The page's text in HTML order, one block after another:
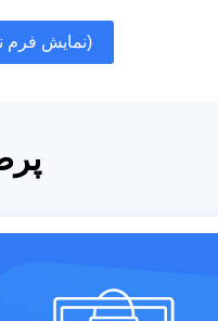
نمایش فرم نظرات (0)